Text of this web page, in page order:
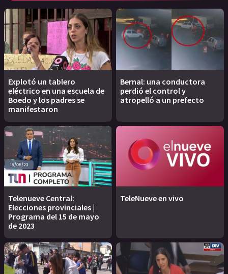
Explotó un tablero
eléctrico en una escuela de
Boedo y los padres se
manifestaron
Bernal: una conductora
perdió el control y
atropelló a un prefecto
Telenueve Central:
Elecciones provinciales |
Programa del 15 de mayo
de 2023
TeleNueve en vivo